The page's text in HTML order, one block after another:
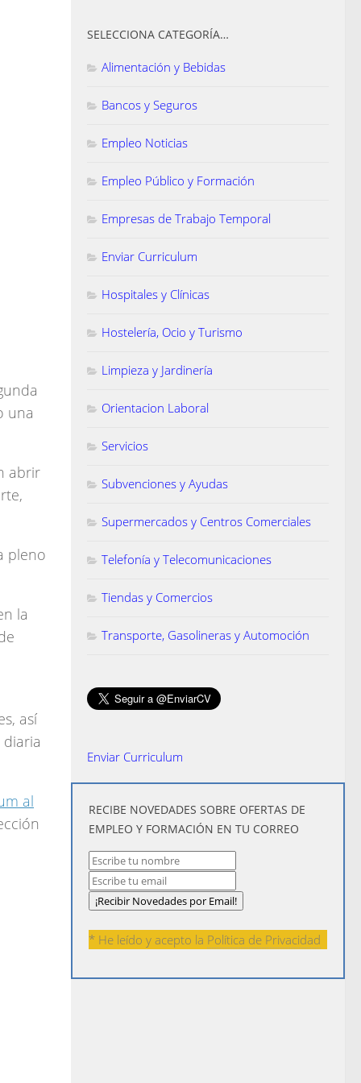
una
abrir
pleno
la
así
al
SELECCIONA CATEGORÍA…
Alimentación y Bebidas
Bancos y Seguros
Empleo Noticias
Empleo Público y Formación
Empresas de Trabajo Temporal
Enviar Curriculum
Hospitales y Clínicas
Hostelería, Ocio y Turismo
Limpieza y Jardinería
Orientacion Laboral
Servicios
Subvenciones y Ayudas
Supermercados y Centros Comerciales
Telefonía y Telecomunicaciones
Tiendas y Comercios
Transporte, Gasolineras y Automoción
Enviar Curriculum
​RECIBE NOVEDADES SOBRE OFERTAS DE
EMPLEO Y FORMACIÓN EN TU CORREO
* He leído y acepto la Política de Privacidad